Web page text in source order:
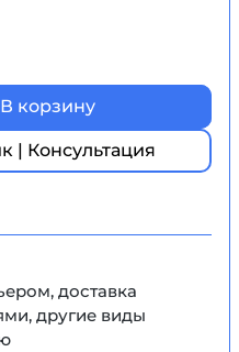
В корзину
| Консультация
доставка
другие виды